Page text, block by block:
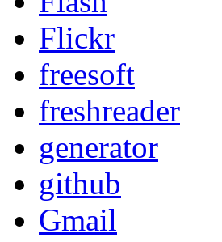
Flickr
freesoft
freshreader
generator
github
Gmail